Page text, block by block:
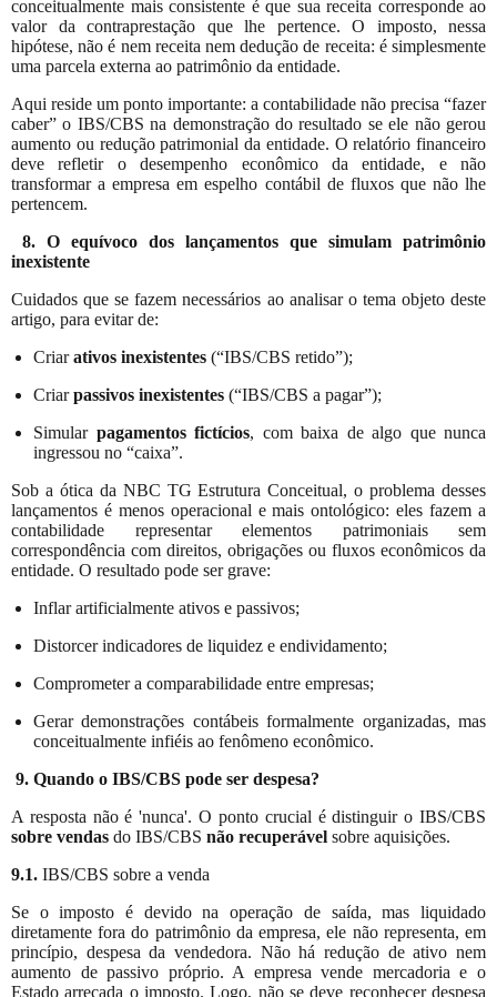
conceitualmente mais consistente é que sua receita corresponde ao
valor da contraprestação que lhe pertence. O imposto, nessa
hipótese, não é nem receita nem dedução de receita: é simplesmente
uma parcela externa ao patrimônio da entidade.
Aqui reside um ponto importante: a contabilidade não precisa “fazer
caber” o IBS/CBS na demonstração do resultado se ele não gerou
aumento ou redução patrimonial da entidade. O relatório financeiro
deve refletir o desempenho econômico da entidade, e não
transformar a empresa em espelho contábil de fluxos que não lhe
pertencem.
8. O equívoco dos lançamentos que simulam patrimônio
inexistente
Cuidados que se fazem necessários ao analisar o tema objeto deste
artigo, para evitar de:
Criarativos inexistentes (“IBS/CBS retido”);
Criarpassivos inexistentes (“IBS/CBS a pagar”);
Simular pagamentos fictícios, com baixa de algo que nunca
ingressou no “caixa”.
Sob a ótica da NBC TG Estrutura Conceitual, o problema desses
lançamentos é menos operacional e mais ontológico: eles fazem a
contabilidade representar elementos patrimoniais sem
correspondência com direitos, obrigações ou fluxos econômicos da
entidade. O resultado pode ser grave:
Inflar artificialmente ativos e passivos;
Distorcer indicadores de liquidez e endividamento;
Comprometer a comparabilidade entre empresas;
Gerar demonstrações contábeis formalmente organizadas, mas
conceitualmente infiéis ao fenômeno econômico.
9. Quando o IBS/CBS pode ser despesa?
A resposta não é 'nunca'. O ponto crucial é distinguir o IBS/CBS
sobre vendas do IBS/CBS não recuperável sobre aquisições.
9.1. IBS/CBS sobre a venda
Se o imposto é devido na operação de saída, mas liquidado
diretamente fora do patrimônio da empresa, ele não representa, em
princípio, despesa da vendedora. Não há redução de ativo nem
aumento de passivo próprio. A empresa vende mercadoria e o
Estado arrecada o imposto. Logo, não se deve reconhecer despesa